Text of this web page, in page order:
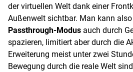
der virtuellen Welt dank einer
Außenwelt sichtbar. Man kann
Passthrough-Modus auch durch
spazieren, limitiert aber durch die
Erweiterung meist unter zwei
Bewegung durch die reale Welt